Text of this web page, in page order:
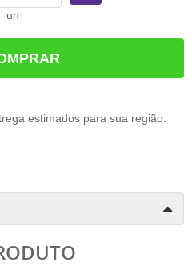
un
estimados para sua região: